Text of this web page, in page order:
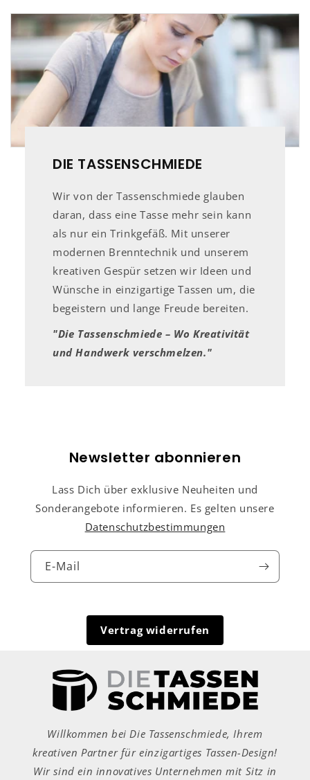
DIE TASSENSCHMIEDE
Wir von der Tassenschmiede glauben
daran, dass eine Tasse mehr sein kann
als nur ein Trinkgefäß. Mit unserer
modernen Brenntechnik und unserem
kreativen Gespür setzen wir Ideen und
Wünsche in einzigartige Tassen um, die
begeistern und lange Freude bereiten.
"Die Tassenschmiede – Wo Kreativität
und Handwerk verschmelzen."
Newsletter abonnieren
Lass Dich über exklusive Neuheiten und
Sonderangebote informieren. Es gelten unsere
Datenschutzbestimmungen
E-Mail
Vertrag widerrufen
Willkommen bei Die Tassenschmiede, Ihrem
kreativen Partner für einzigartiges Tassen-Design!
Wir sind ein innovatives Unternehmen mit Sitz in